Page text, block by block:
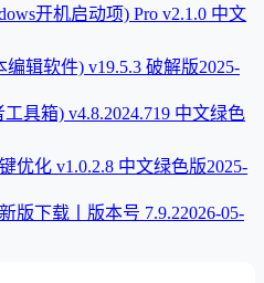
开机启动项) Pro v2.1.0 中文
编辑软件) v19.5.3 破解版2025-
具箱) v4.8.2024.719 中文绿色
优化 v1.0.2.8 中文绿色版2025-
版下载丨版本号 7.9.22026-05-